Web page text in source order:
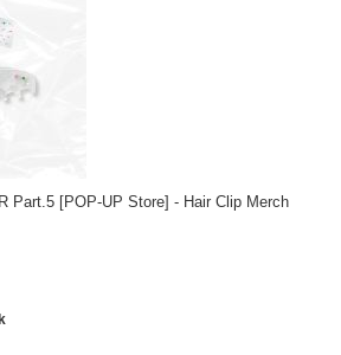
Part.5 [POP-UP Store] - Hair Clip Merch